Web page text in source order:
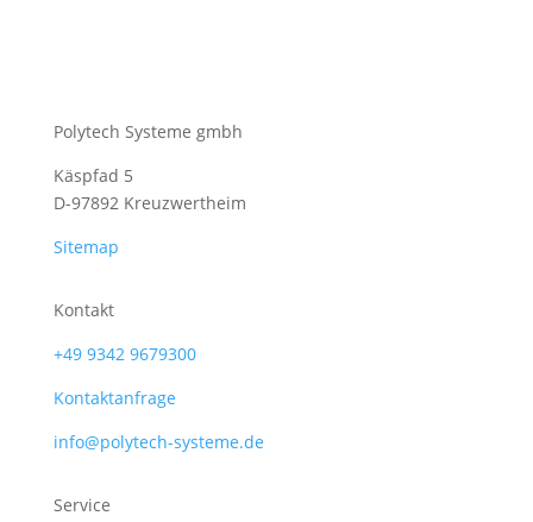
Polytech Systeme gmbh
Käspfad 5
D-97892 Kreuzwertheim
Sitemap
Kontakt
+49 9342 9679300
Kontaktanfrage
info@polytech-systeme.de
Service